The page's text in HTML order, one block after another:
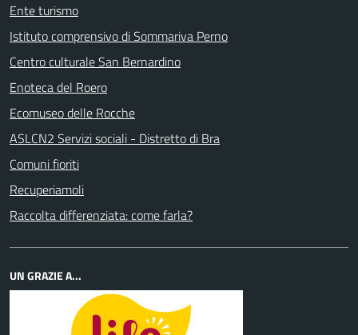
Ente turismo
Istituto comprensivo di Sommariva Perno
Centro culturale San Bernardino
Enoteca del Roero
Ecomuseo delle Rocche
ASLCN2 Servizi sociali - Distretto di Bra
Comuni fioriti
Recuperiamoli
Raccolta differenziata: come farla?
UN GRAZIE A...